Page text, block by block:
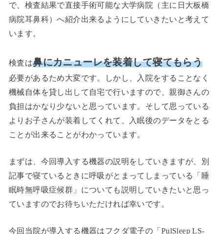
で、検査結果で直接手術可能な大学病院（主に日大板橋
病院耳鼻科）へ紹介出来るようにしていきたいと考えて
います。
検査は鼻にカニューレを装着して寝てもらう
必要があるため大変です。しかし、入院をすることなく
機械自体を貸し出して自宅で行いますので、親御さんの
負担はかなり少ないと思っています。そして思っている
よりお子さんが装着してくれて、入眠後のデータをとる
ことが出来ることがわかっています。
まずは、今回導入する機器の説明をしていきますが、別
記事で寝ているときに呼吸がとまってしまっている「睡
眠時無呼吸症候群」についても説明していきたいと思っ
ていますのでお待ちいただければ幸いです。
今回当院が導入する機器はフクダ電子の「PulSleep LS-